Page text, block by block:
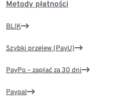
Metody płatności
BLIK
Szybki przelew (PayU)
PayPo – zapłać za 30 dni
Paypal